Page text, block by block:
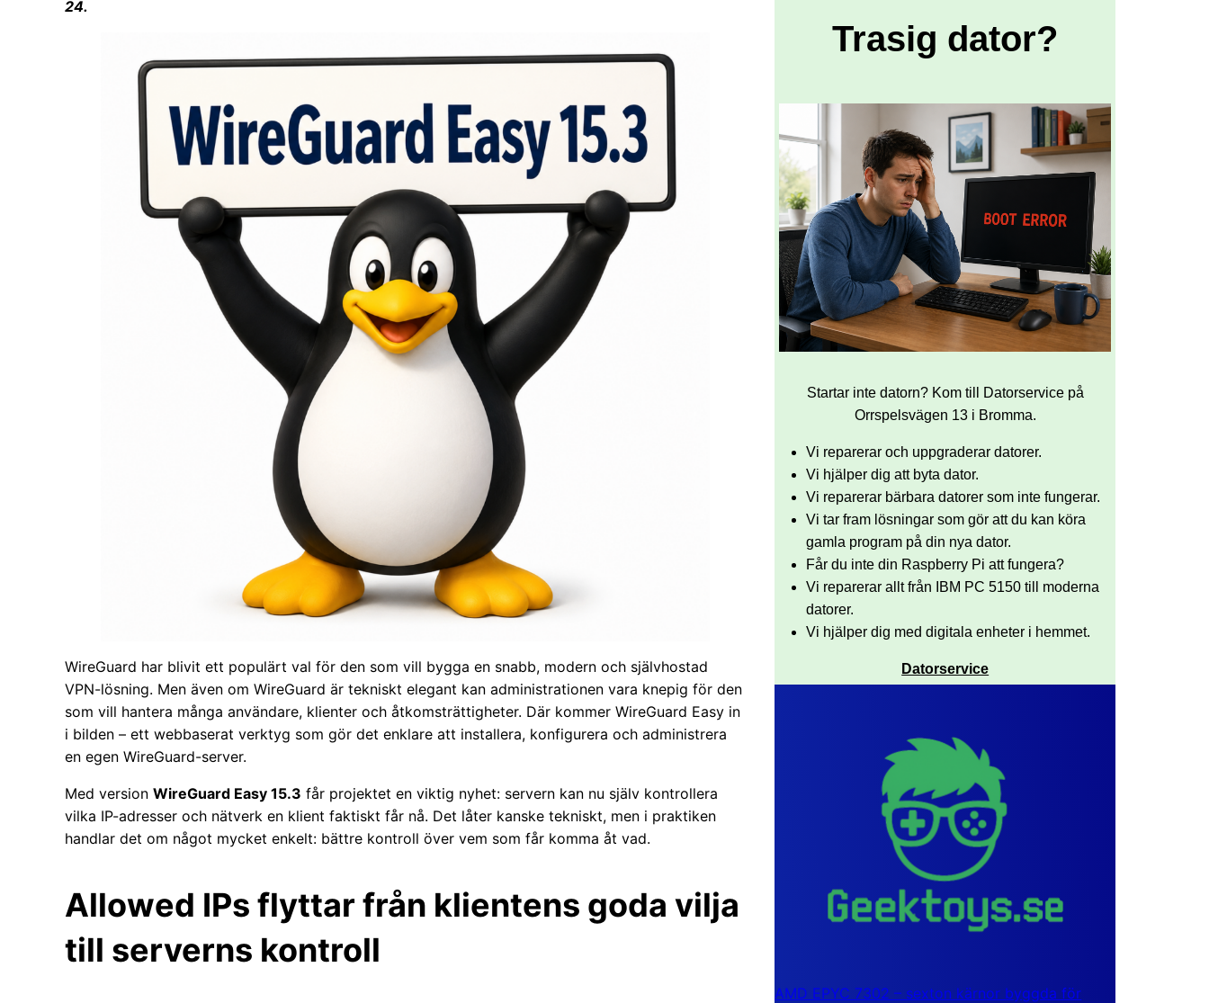
24.
WireGuard har blivit ett populärt val för den som vill bygga en snabb, modern och självhostad
VPN-lösning. Men även om WireGuard är tekniskt elegant kan administrationen vara knepig för den
som vill hantera många användare, klienter och åtkomsträttigheter. Där kommer WireGuard Easy in
i bilden – ett webbaserat verktyg som gör det enklare att installera, konfigurera och administrera
en egen WireGuard-server.
Med version WireGuard Easy 15.3 får projektet en viktig nyhet: servern kan nu själv kontrollera
vilka IP-adresser och nätverk en klient faktiskt får nå. Det låter kanske tekniskt, men i praktiken
handlar det om något mycket enkelt: bättre kontroll över vem som får komma åt vad.
Allowed IPs flyttar från klientens goda vilja
till serverns kontroll
Trasig dator?
Startar inte datorn? Kom till Datorservice på
Orrspelsvägen 13 i Bromma.
Vi reparerar och uppgraderar datorer.
Vi hjälper dig att byta dator.
Vi reparerar bärbara datorer som inte fungerar.
Vi tar fram lösningar som gör att du kan köra
gamla program på din nya dator.
Får du inte din Raspberry Pi att fungera?
Vi reparerar allt från IBM PC 5150 till moderna
datorer.
Vi hjälper dig med digitala enheter i hemmet.
Datorservice
AMD EPYC 7302 – sexton kärnor byggda för